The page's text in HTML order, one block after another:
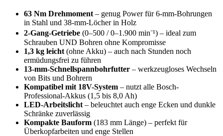
63 Nm Drehmoment – genug Power für 6-mm-Bohrungen
in Stahl und 38-mm-Löcher in Holz
2-Gang-Getriebe (0–500 / 0–1.900 min⁻¹) – ideal zum
Schrauben UND Bohren ohne Kompromisse
1,3 kg leicht (ohne Akku) – auch nach Stunden noch
ermüdungsfrei zu führen
13-mm-Schnellspannbohrfutter – werkzeugloses Wechseln
von Bits und Bohrern
Kompatibel mit 18V-System – nutzt alle Bosch-
Professional-Akkus (1,5 bis 8,0 Ah)
LED-Arbeitslicht – beleuchtet auch enge Ecken und dunkle
Schränke zuverlässig
Kompakte Bauform (183 mm Länge) – perfekt für
Überkopfarbeiten und enge Stellen